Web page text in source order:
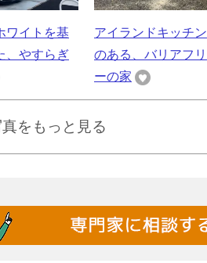
ワイトを基
、やすらぎ
アイランドキッチン
のある、バリアフリ
ーの家
をもっと見る